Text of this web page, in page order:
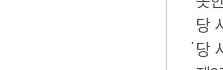
당
당